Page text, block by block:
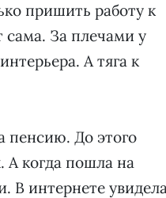
пришить работу к
За плечами у
А тяга к
пенсию. До этого
А когда пошла на
В интернете